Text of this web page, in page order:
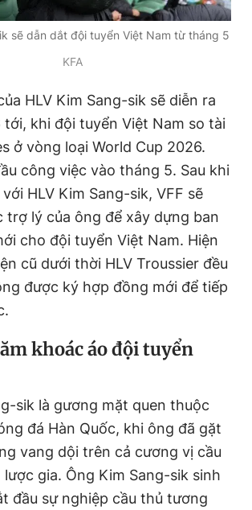
sẽ dẫn dắt đội tuyển Việt Nam từ tháng 5
KFA
HLV Kim Sang-sik sẽ diễn ra
tới, khi đội tuyển Việt Nam so tài
ở vòng loại World Cup 2026.
công việc vào tháng 5. Sau khi
HLV Kim Sang-sik, VFF sẽ
trợ lý của ông để xây dựng ban
cho đội tuyển Việt Nam. Hiện
cũ dưới thời HLV Troussier đều
được ký hợp đồng mới để tiếp
khoác áo đội tuyển
sik là gương mặt quen thuộc
đá Hàn Quốc, khi ông đã gặt
vang dội trên cả cương vị cầu
gia. Ông Kim Sang-sik sinh
đầu sự nghiệp cầu thủ tương